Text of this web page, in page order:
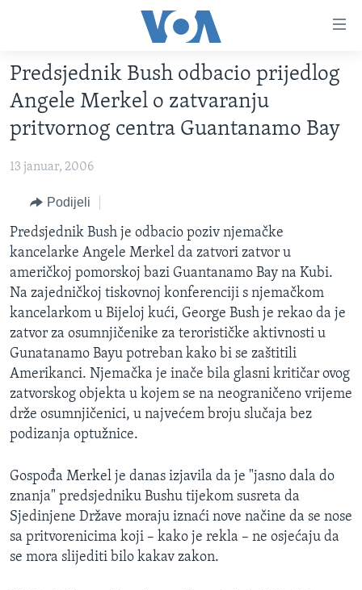
glavni
sadržaj
na
glavnu
navigaciju
pretragu
TV PROGRAM
VIDEO
FOTOGRAFIJE DANA
VIJESTI
SJEDINJENE AMERIČKE DRŽAVE
BOSNA I HERCEGOVINA
SVIJET
NAUKA I TEHNOLOGIJA
SPECIJALNI PROJEKTI
KORUPCIJA
SLOBODA MEDIJA
ŽENSKA STRANA
IZBJEGLIČKA STRANA
MAGAZIN
O GLASU AMERIKE
PRATITE NAS
Predsjednik Bush odbacio prijedlog
Angele Merkel o zatvaranju
pritvornog centra Guantanamo Bay
13 januar, 2006
Podijeli
Predsjednik Bush je odbacio poziv njemačke
kancelarke Angele Merkel da zatvori zatvor u
američkoj pomorskoj bazi Guantanamo Bay na Kubi.
Na zajedničkoj tiskovnoj konferenciji s njemačkom
kancelarkom u Bijeloj kući, George Bush je rekao da je
zatvor za osumnjičenike za terorističke aktivnosti u
Gunatanamo Bayu potreban kako bi se zaštitili
Amerikanci. Njemačka je inače bila glasni kritičar ovog
zatvorskog objekta u kojem se na neograničeno vrijeme
drže osumnjičenici, u najvećem broju slučaja bez
podizanja optužnice.
Gospođa Merkel je danas izjavila da je "jasno dala do
znanja" predsjedniku Bushu tijekom susreta da
Sjedinjene Države moraju iznaći nove načine da se nose
sa pritvorenicima koji – kako je rekla – ne osjećaju da
se mora slijediti bilo kakav zakon.